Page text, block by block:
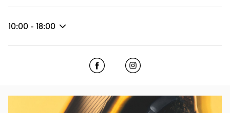
10:00 - 18:00
Click to open Facebook
Link Opens in New Tab
Click to open Instagram
Link Opens in New Tab